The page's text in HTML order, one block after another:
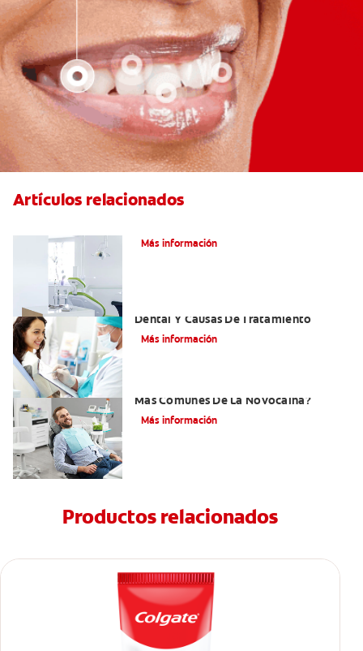
Artículos relacionados
Más información
Dental Y Causas De Tratamiento
Más información
Más Comunes De La Novocaína?
Más información
Productos relacionados